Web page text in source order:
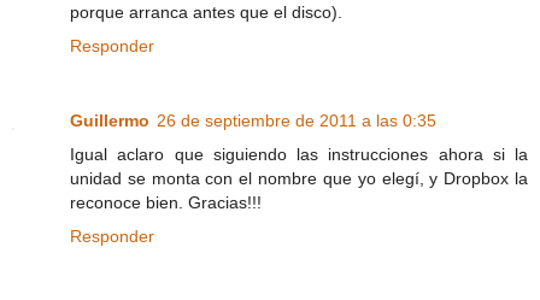
porque arranca antes que el disco).
Responder
Guillermo 26 de septiembre de 2011 a las 0:35
Igual aclaro que siguiendo las instrucciones ahora si la
unidad se monta con el nombre que yo elegí, y Dropbox la
reconoce bien. Gracias!!!
Responder